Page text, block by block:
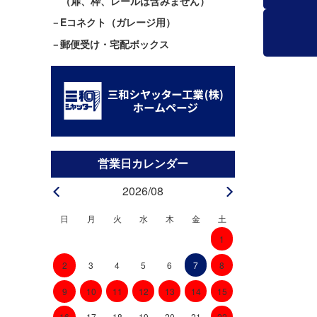
Eコネクト（ガレージ用）
郵便受け・宅配ボックス
2026/08
日 月 火 水 木 金
土
1
2 3 4 5 6 7 8
9 10 11 12 13 14 15